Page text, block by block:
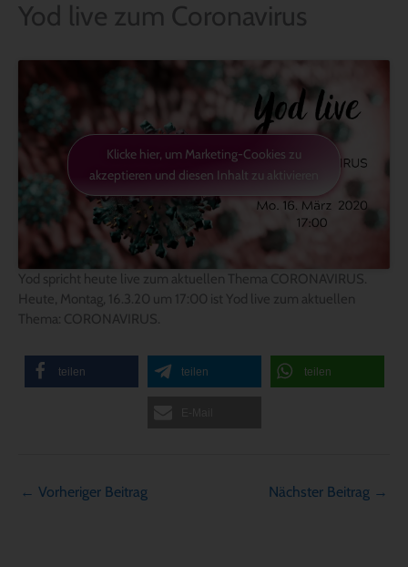
Yod live zum Coronavirus
Klicke hier, um Marketing-Cookies zu
akzeptieren und diesen Inhalt zu aktivieren
Yod spricht heute live zum aktuellen Thema CORONAVIRUS.
Heute, Montag, 16.3.20 um 17:00 ist Yod live zum aktuellen
Thema: CORONAVIRUS.
teilen teilen teilen
← Vorheriger Beitrag Nächster Beitrag →